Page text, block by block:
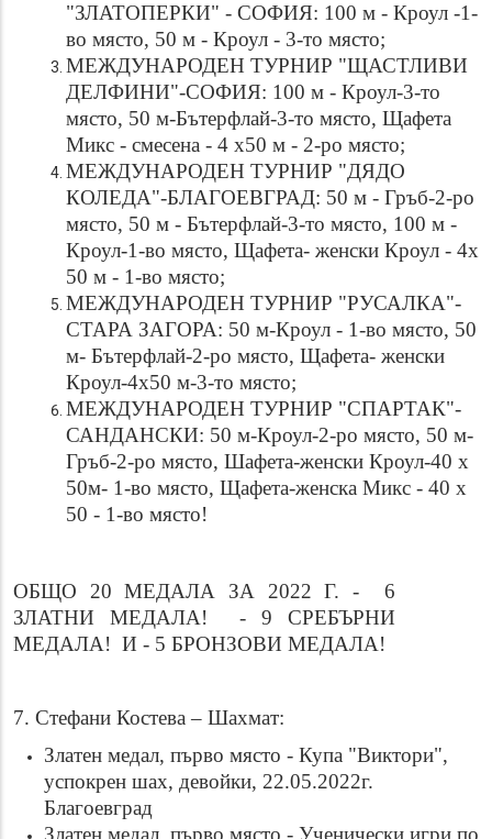
"ЗЛАТОПЕРКИ" - СОФИЯ: 100 м - Кроул -1-
во място, 50 м - Кроул - 3-то място;
МЕЖДУНАРОДЕН ТУРНИР "ЩАСТЛИВИ
ДЕЛФИНИ"-СОФИЯ: 100 м - Кроул-3-то
място, 50 м-Бътерфлай-3-то място, Щафета
Микс - смесена - 4 х50 м - 2-ро място;
МЕЖДУНАРОДЕН ТУРНИР "ДЯДО
КОЛЕДА"-БЛАГОЕВГРАД: 50 м - Гръб-2-ро
място, 50 м - Бътерфлай-3-то място, 100 м -
Кроул-1-во място, Щафета- женски Кроул - 4х
50 м - 1-во място;
МЕЖДУНАРОДЕН ТУРНИР "РУСАЛКА"-
СТАРА ЗАГОРА: 50 м-Кроул - 1-во място, 50
м- Бътерфлай-2-ро място, Щафета- женски
Кроул-4х50 м-3-то място;
МЕЖДУНАРОДЕН ТУРНИР "СПАРТАК"-
САНДАНСКИ: 50 м-Кроул-2-ро място, 50 м-
Гръб-2-ро място, Шафета-женски Кроул-40 х
50м- 1-во място, Щафета-женска Микс - 40 х
50 - 1-во място!
ОБЩО 20 МЕДАЛА ЗА 2022 Г. - 6
ЗЛАТНИ МЕДАЛА! - 9 СРЕБЪРНИ
МЕДАЛА! И - 5 БРОНЗОВИ МЕДАЛА!
7. Стефани Костева – Шахмат:
Златен медал, първо място - Купа "Виктори",
успокрен шах, девойки, 22.05.2022г.
Благоевград
Златен медал, първо място - Ученически игри по